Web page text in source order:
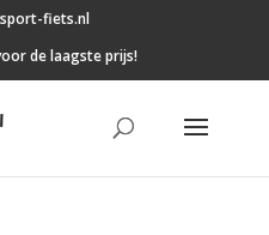
fiets.nl
de laagste prijs!